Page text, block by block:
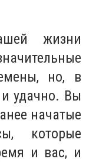
жизни
но, в
удачно. Вы
начатые
которые
и вас, и